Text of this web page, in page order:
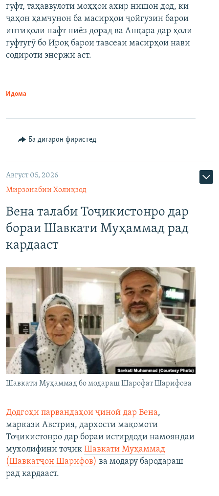
гуфт, таҳаввулоти моҳҳои ахир нишон дод, ки
ҷаҳон ҳамчунон ба масирҳои ҷойгузин барои
интиқоли нафт ниёз дорад ва Анқара дар ҳоли
гуфтугӯ бо Ироқ барои тавсеаи масирҳои нави
содироти энержӣ аст.
Идома
Ба дигарон фиристед
Август 05, 2026
Мирзонабии Холиқзод
Вена талаби Тоҷикистонро дар
бораи Шавкати Муҳаммад рад
кардааст
Шавкати Муҳаммад бо модараш Шарофат Шарифова
Додгоҳи парвандаҳои ҷиноӣ дар Вена,
маркази Австрия, дархости мақомоти
Тоҷикистонро дар бораи истирдоди намояндаи
мухолифини тоҷик Шавкати Муҳаммад
(Шавкатҷон Шарифов) ва модару бародараш
рад кардааст.